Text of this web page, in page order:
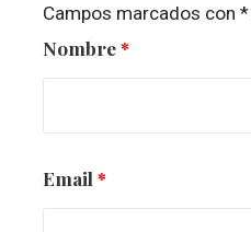
Campos marcados con
Nombre*
Email*